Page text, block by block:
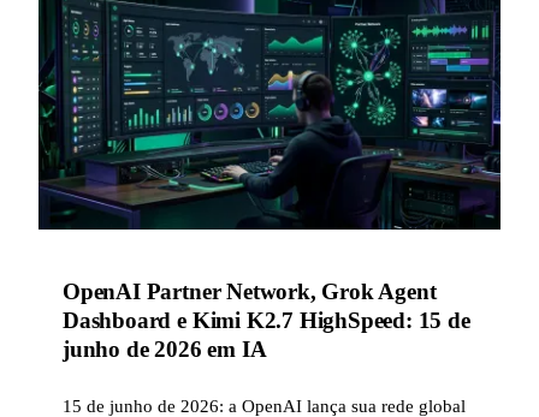
OpenAI Partner Network, Grok Agent
Dashboard e Kimi K2.7 HighSpeed: 15 de
junho de 2026 em IA
15 de junho de 2026: a OpenAI lança sua rede global